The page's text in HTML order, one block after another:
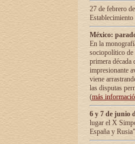
27 de febrero
México:
En la
sociopolítico de
primera década
impresionante
viene
las disputas
(más
6 y 7 de junio
lugar el X
España y